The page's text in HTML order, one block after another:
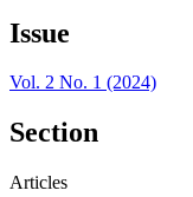
Issue
Vol. 2 No. 1 (2024)
Section
Articles